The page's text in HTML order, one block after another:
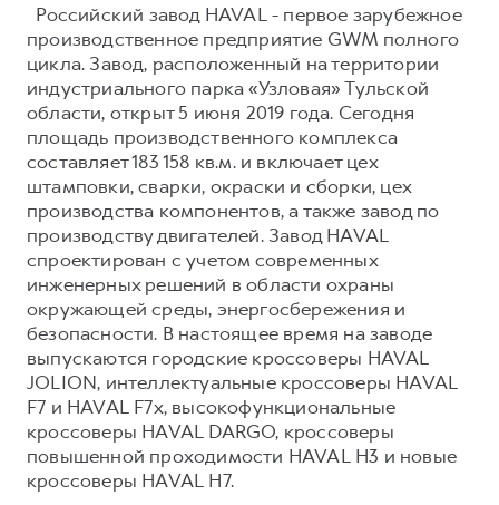
Российский завод HAVAL - первое зарубежное
производственное предприятие GWM полного
цикла. Завод, расположенный на территории
индустриального парка «Узловая» Тульской
области, открыт 5 июня 2019 года. Сегодня
площадь производственного комплекса
составляет 183 158 кв.м. и включает цех
штамповки, сварки, окраски и сборки, цех
производства компонентов, а также завод по
производству двигателей. Завод HAVAL
спроектирован с учетом современных
инженерных решений в области охраны
окружающей среды, энергосбережения и
безопасности. В настоящее время на заводе
выпускаются городские кроссоверы HAVAL
JOLION, интеллектуальные кроссоверы HAVAL
F7 и HAVAL F7x, высокофункциональные
кроссоверы HAVAL DARGO, кроссоверы
повышенной проходимости HAVAL H3 и новые
кроссоверы HAVAL H7.